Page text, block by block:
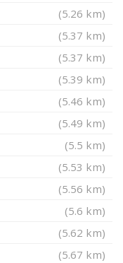
(5.26 km)
(5.37 km)
(5.37 km)
(5.39 km)
(5.46 km)
(5.49 km)
(5.5 km)
(5.53 km)
(5.56 km)
(5.6 km)
(5.62 km)
(5.67 km)